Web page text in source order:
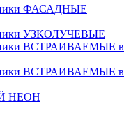
ФАСАДНЫЕ
УЗКОЛУЧЕВЫЕ
ВСТРАИВАЕМЫЕ в
ВСТРАИВАЕМЫЕ в
НЕОН